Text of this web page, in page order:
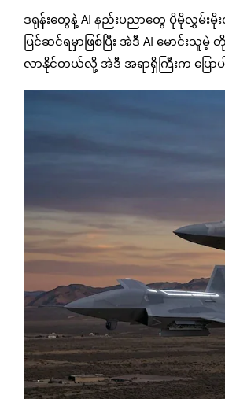
ဒရုန်းတွေနဲ့ AI နည်းပညာတွေ ပိုမိုလွှမ်
ပြင်ဆင်ရမှာဖြစ်ပြီး အဲဒီ AI မော
လာနိုင်တယ်လို့ အဲဒီ အရာရှိကြီးက ပြော